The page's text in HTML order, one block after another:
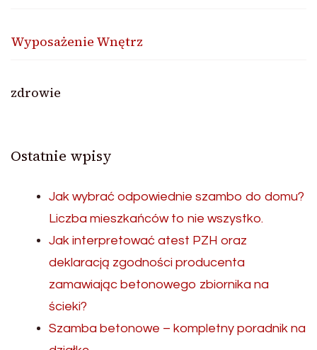
Wyposażenie Wnętrz
zdrowie
Ostatnie wpisy
Jak wybrać odpowiednie szambo do domu?
Liczba mieszkańców to nie wszystko.
Jak interpretować atest PZH oraz
deklaracją zgodności producenta
zamawiając betonowego zbiornika na
ścieki?
Szamba betonowe – kompletny poradnik na